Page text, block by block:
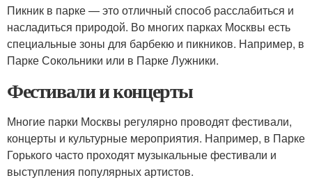
Пикник в парке — это отличный способ расслабиться и
насладиться природой. Во многих парках Москвы есть
специальные зоны для барбекю и пикников. Например, в
Парке Сокольники или в Парке Лужники.
Фестивали и концерты
Многие парки Москвы регулярно проводят фестивали,
концерты и культурные мероприятия. Например, в Парке
Горького часто проходят музыкальные фестивали и
выступления популярных артистов.